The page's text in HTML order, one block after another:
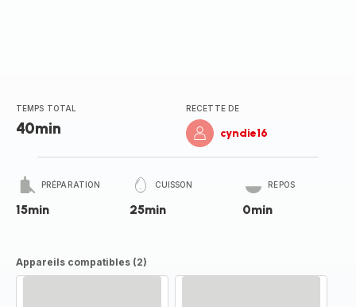
TEMPS TOTAL
40min
RECETTE DE
cyndie16
PRÉPARATION
15min
CUISSON
25min
REPOS
0min
Appareils compatibles (2)